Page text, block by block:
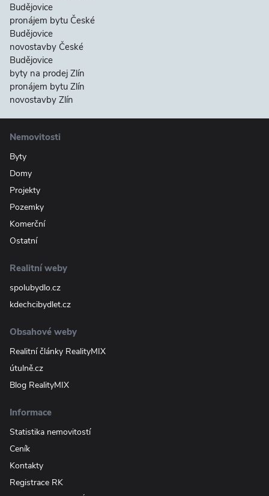
Budějovice
pronájem bytu České
Budějovice
novostavby České
Budějovice
byty na prodej Zlín
pronájem bytu Zlín
novostavby Zlín
Nemovitosti
Byty
Domy
Projekty
Pozemky
Komerční
Ostatní
Realitní weby
spolubydlo.cz
kdechcibydlet.cz
Obsahové weby
Realitní články RealityMIX
útulně.cz
Blog RealityMIX
Informace
Statistika nemovitostí
Ceník
Kontakty
Registrace RK